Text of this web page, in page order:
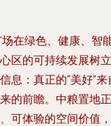
在绿色、健康、智
区的可持续发展树立
息：真正的“美好”来
的前瞻。中粮置地正
可体验的空间价值，